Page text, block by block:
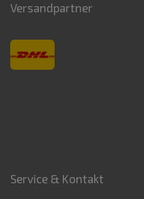
Versandpartner
Service & Kontakt